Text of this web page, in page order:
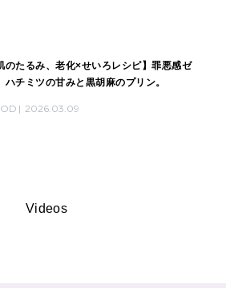
のたるみ、老化×せいろレシピ】罪悪感ゼ
ハチミツの甘みと黒胡麻のプリン。
2026.03.09
Videos